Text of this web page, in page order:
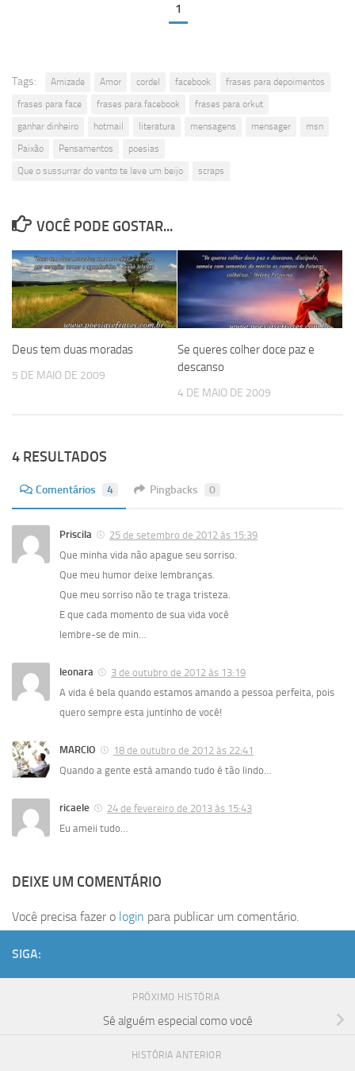
1
Tags: Amizade Amor cordel facebook
frases para depoimentos
frases para face
frases para facebook
frases para orkut
ganhar dinheiro
hotmail literatura mensagens mensager
msn
Paixão
Pensamentos
poesias
Que o sussurrar do vento te leve um beijo
scraps
VOCÊ PODE GOSTAR...
Deus tem duas moradas
5 DE MAIO DE 2009
Se queres colher doce paz e
descanso
4 DE MAIO DE 2009
4 RESULTADOS
Comentários 4 Pingbacks 0
Priscila
25 de setembro de 2012 às 15:39
Que minha vida não apague seu sorriso.
Que meu humor deixe lembranças.
Que meu sorriso não te traga tristeza.
E que cada momento de sua vida você
lembre-se de min…
leonara
3 de outubro de 2012 às 13:19
A vida é bela quando estamos amando a pessoa perfeita, pois
quero sempre esta juntinho de você!
MARCIO
18 de outubro de 2012 às 22:41
Quando a gente está amando tudo é tão lindo…
ricaele
24 de fevereiro de 2013 às 15:43
Eu ameii tudo…
DEIXE UM COMENTÁRIO
Você precisa fazer o login para publicar um comentário.
SIGA:
PRÓXIMO HISTÓRIA
Sê alguém especial como você
HISTÓRIA ANTERIOR